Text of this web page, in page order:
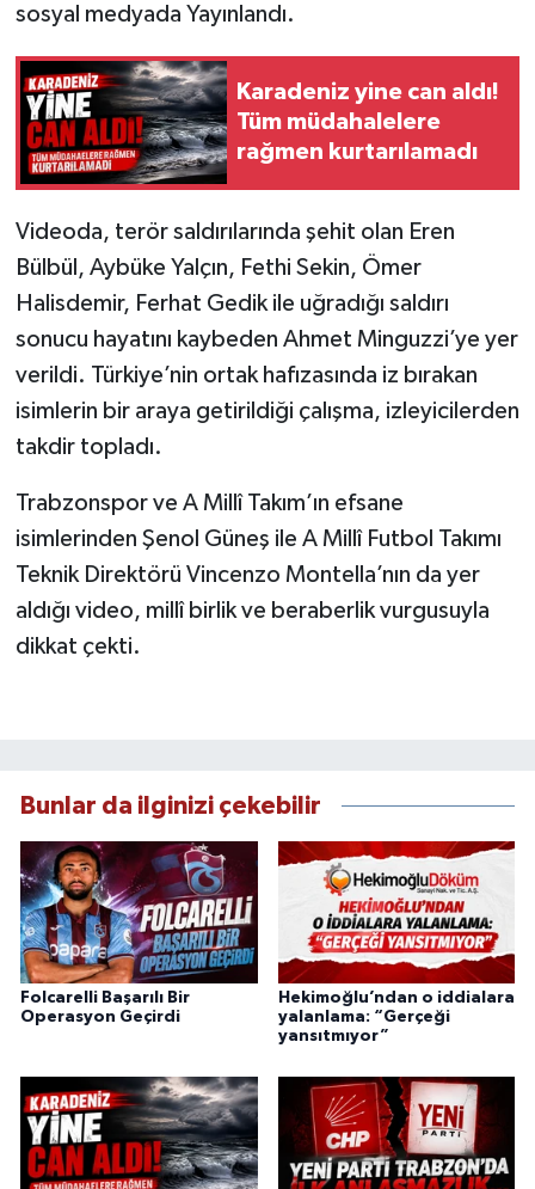
sosyal medyada Yayınlandı.
Karadeniz yine can aldı!
Tüm müdahalelere
rağmen kurtarılamadı
Videoda, terör saldırılarında şehit olan Eren
Bülbül, Aybüke Yalçın, Fethi Sekin, Ömer
Halisdemir, Ferhat Gedik ile uğradığı saldırı
sonucu hayatını kaybeden Ahmet Minguzzi’ye yer
verildi. Türkiye’nin ortak hafızasında iz bırakan
isimlerin bir araya getirildiği çalışma, izleyicilerden
takdir topladı.
Trabzonspor ve A Millî Takım’ın efsane
isimlerinden Şenol Güneş ile A Millî Futbol Takımı
Teknik Direktörü Vincenzo Montella’nın da yer
aldığı video, millî birlik ve beraberlik vurgusuyla
dikkat çekti.
Bunlar da ilginizi çekebilir
Folcarelli Başarılı Bir
Operasyon Geçirdi
Hekimoğlu’ndan o iddialara
yalanlama: “Gerçeği
yansıtmıyor”